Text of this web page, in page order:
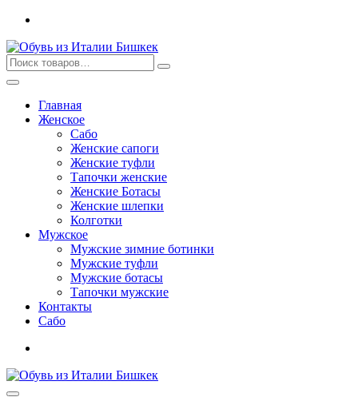
Перейти
содержимому
Главная
Женское
Сабо
Женские сапоги
Женские туфли
Тапочки женские
Женские Ботасы
Женские шлепки
Колготки
Мужское
Мужские зимние ботинки
Мужские туфли
Мужские ботасы
Тапочки мужские
Контакты
Сабо